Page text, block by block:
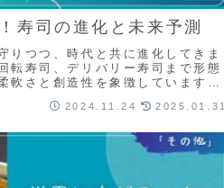
寿司の進化と未来予測
りつつ、時代と共に進化してきま
転寿司、デリバリー寿司まで形態
軟さと創造性を象徴しています。
されます。2024.11.24 2025.01.31